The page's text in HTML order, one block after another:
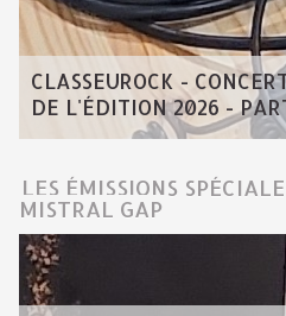
CLASSEUROCK -
DE L'ÉDITION 2026 -
LES ÉMISSIONS
MISTRAL GAP